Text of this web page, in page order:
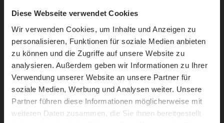
Diese Webseite verwendet Cookies
Wir verwenden Cookies, um Inhalte und Anzeigen zu
personalisieren, Funktionen für soziale Medien anbieten
zu können und die Zugriffe auf unsere Website zu
analysieren. Außerdem geben wir Informationen zu Ihrer
Verwendung unserer Website an unsere Partner für
soziale Medien, Werbung und Analysen weiter. Unsere
Partner führen diese Informationen möglicherweise mit
weiteren Daten zusammen, die Sie ihnen bereitgestellt
1 / 7
MONTAGES À BENNE BASCULANTE